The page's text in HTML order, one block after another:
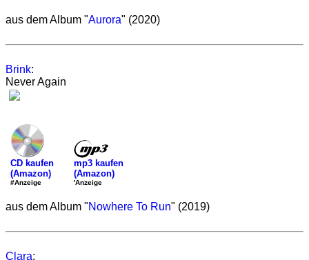
aus dem Album "Aurora" (2020)
Brink:
Never Again
CD kaufen
(Amazon)
#Anzeige
mp3 kaufen
(Amazon)
'Anzeige
aus dem Album "Nowhere To Run" (2019)
Clara: